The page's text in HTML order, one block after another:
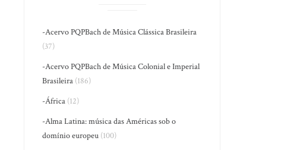
-Acervo PQPBach de Música Clássica Brasileira
(37)
-Acervo PQPBach de Música Colonial e Imperial
Brasileira (186)
-África (12)
-Alma Latina: música das Américas sob o
domínio europeu (100)